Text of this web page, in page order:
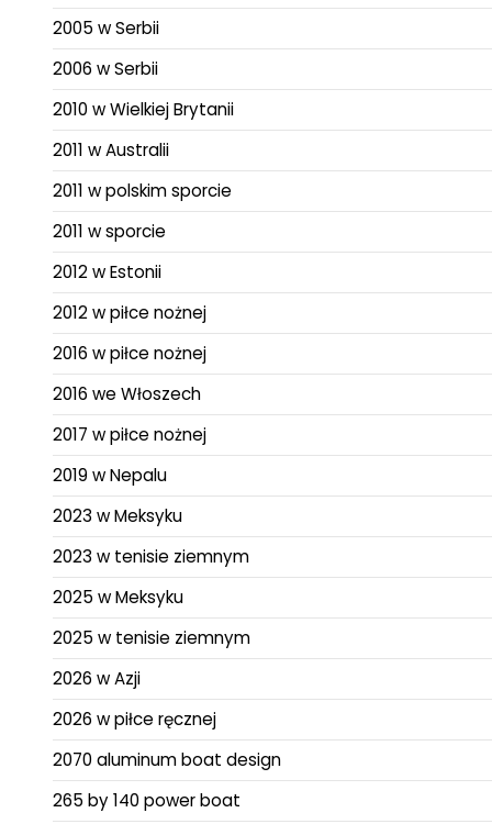
2005 w Serbii
2006 w Serbii
2010 w Wielkiej Brytanii
2011 w Australii
2011 w polskim sporcie
2011 w sporcie
2012 w Estonii
2012 w piłce nożnej
2016 w piłce nożnej
2016 we Włoszech
2017 w piłce nożnej
2019 w Nepalu
2023 w Meksyku
2023 w tenisie ziemnym
2025 w Meksyku
2025 w tenisie ziemnym
2026 w Azji
2026 w piłce ręcznej
2070 aluminum boat design
265 by 140 power boat